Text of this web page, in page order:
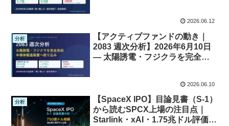
2026.06.12
分析
【アクティブファンドの動き｜
2083 週次分析】2026年6月10日
— 太陽誘電・フジクラを完全売
2026.06.10
分析
【SpaceX IPO】目論見書（S-1）
から読むSPCX上場の注目点｜
Starlink・xAI・1.75兆ドル評価を